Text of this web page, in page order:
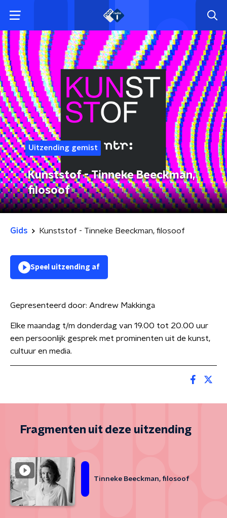
Uitzending gemist
Kunststof - Tinneke Beeckman,
filosoof
Gids Kunststof - Tinneke Beeckman, filosoof
Speel uitzending af
Gepresenteerd door: Andrew Makkinga
Elke maandag t/m donderdag van 19.00 tot 20.00 uur
een persoonlijk gesprek met prominenten uit de kunst,
cultuur en media.
Fragmenten uit deze uitzending
Tinneke Beeckman, filosoof